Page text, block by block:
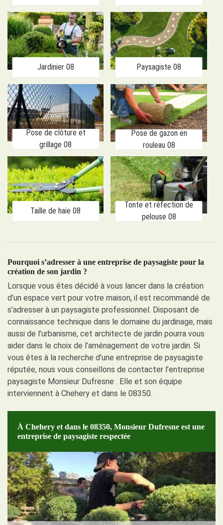
Jardinier 08 Paysagiste 08
Pose de clôture et
grillage 08
Pose de gazon en
rouleau 08
Taille de haie 08
Tonte et réfection de
pelouse 08
Pourquoi s’adresser à une entreprise de paysagiste pour la
création de son jardin ?
Lorsque vous êtes décidé à vous lancer dans la création
d’un espace vert pour votre maison, il est recommandé de
s’adresser à un paysagiste professionnel. Disposant de
connaissance technique dans le domaine du jardinage, mais
aussi de l’urbanisme, cet architecte de jardin pourra vous
aider dans le choix de l’aménagement de votre jardin. Si
vous êtes à la recherche d’une entreprise de paysagiste
réputée, nous vous conseillons de contacter l’entreprise
paysagiste Monsieur Dufresne . Elle et son équipe
interviennent à Chehery et dans le 08350.
À Chehery et dans le 08350, Monsieur Dufresne est une
entreprise de paysagiste respectée